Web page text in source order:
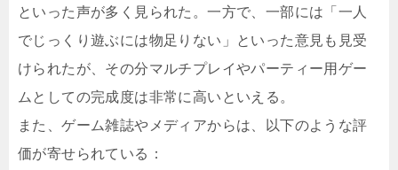
といった声が多く見られた。一方で、一部には「一人
でじっくり遊ぶには物足りない」といった意見も見受
けられたが、その分マルチプレイやパーティー用ゲー
ムとしての完成度は非常に高いといえる。
また、ゲーム雑誌やメディアからは、以下のような評
価が寄せられている：